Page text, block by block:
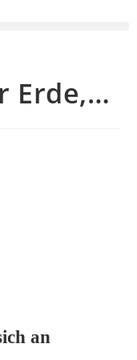
Erde,…
an